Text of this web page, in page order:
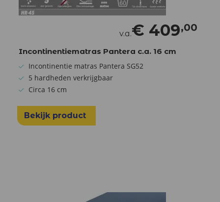
v.a.€ 409,00
Incontinentiematras Pantera c.a. 16 cm
Incontinentie matras Pantera SG52
5 hardheden verkrijgbaar
Circa 16 cm
Bekijk product